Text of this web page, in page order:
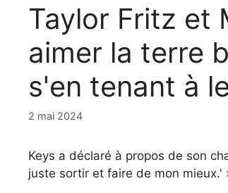
Taylor Fritz et
aimer la terre
s'en tenant à
2 mai 2024
Keys a déclaré à propos de son
juste sortir et faire de mon mieux.'